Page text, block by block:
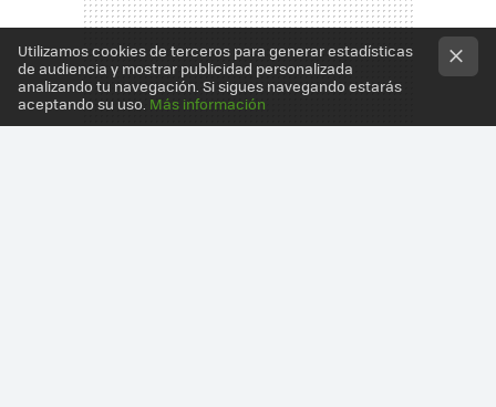
Utilizamos cookies de terceros para generar estadísticas
de audiencia y mostrar publicidad personalizada
analizando tu navegación. Si sigues navegando estarás
aceptando su uso. Más información